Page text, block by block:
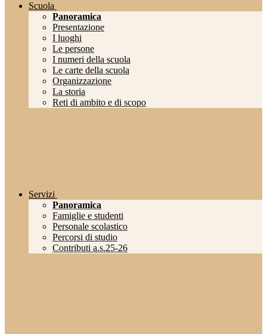
Scuola
Panoramica
Presentazione
I luoghi
Le persone
I numeri della scuola
Le carte della scuola
Organizzazione
La storia
Reti di ambito e di scopo
Servizi
Panoramica
Famiglie e studenti
Personale scolastico
Percorsi di studio
Contributi a.s.25-26